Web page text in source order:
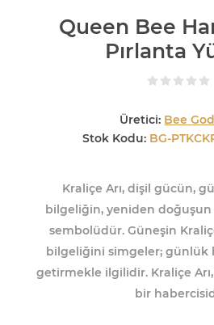
Queen Bee
Pırlanta
Üretici: Bee
Stok Kodu: BG-
Kraliçe Arı, dişil gücün,
bilgeliğin, yeniden
sembolüdür. Güneşin
bilgeliğini simgeler; günlük
getirmekle ilgilidir. Kraliçe Arı,
bir